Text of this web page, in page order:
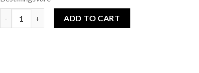
ADD TO CART